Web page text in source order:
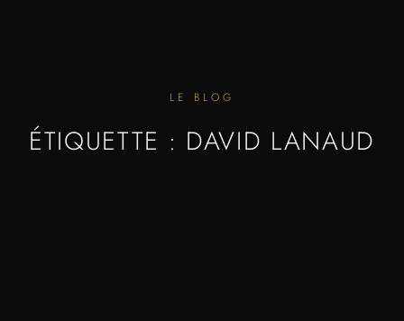
LE BLOG
ÉTIQUETTE : DAVID LANAUD